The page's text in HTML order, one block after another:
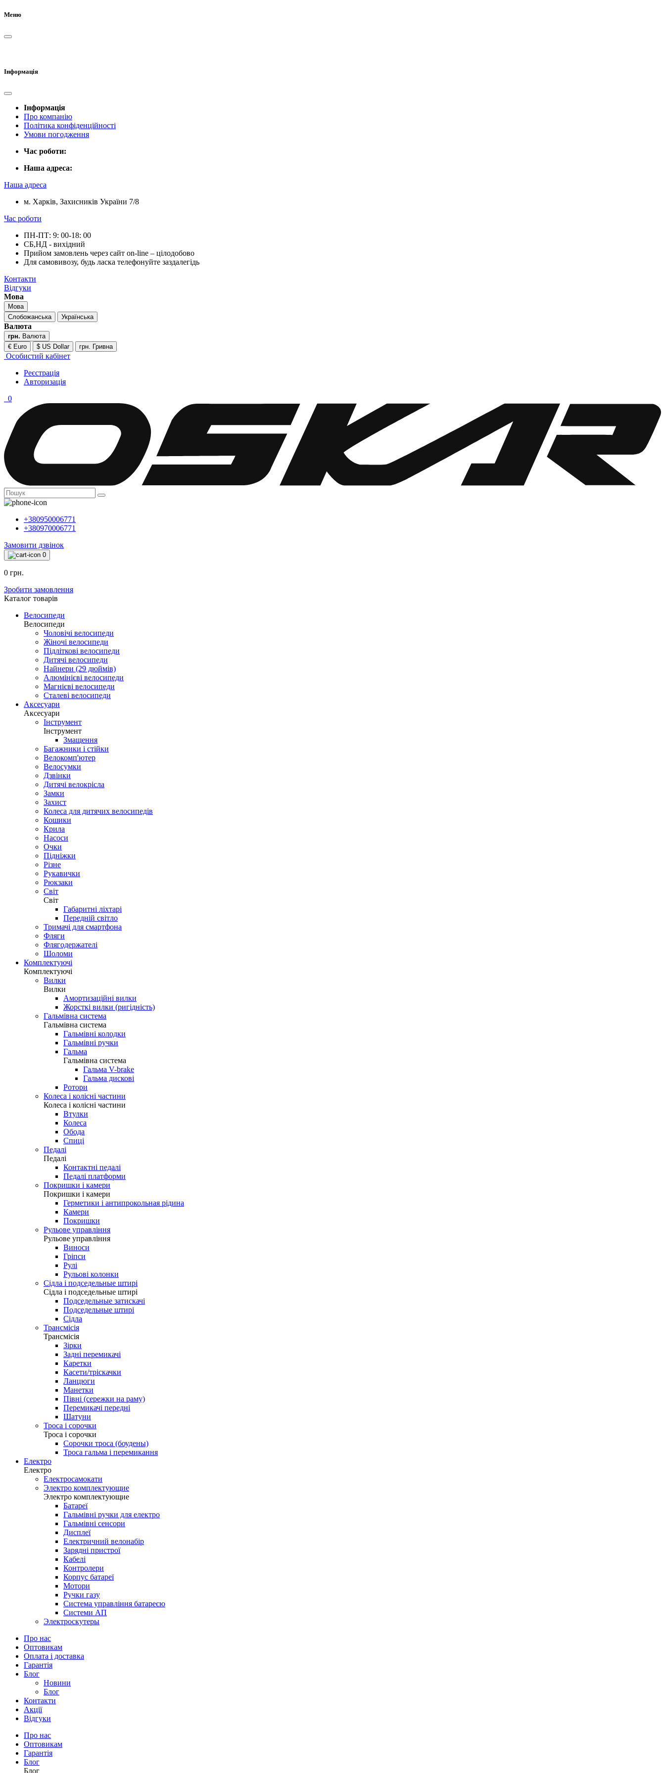
Меню
Інформація
Інформація
Про компанію
Політика конфіденційності
Умови погодження
Час роботи:
Наша адреса:
Наша адреса
м. Харків, Захисників України 7/8
Час роботи
ПН-ПТ: 9: 00-18: 00
СБ,НД - вихідний
Прийом замовлень через сайт on-line – цілодобово
Для самовивозу, будь ласка телефонуйте заздалегідь
Контакти
Відгуки
Мова
Мова
Слобожанська
Українська
Валюта
грн. Валюта
€ Euro
$ US Dollar грн. Гривна
Особистий кабінет
Реєстрація
Авторизація
0
+380950006771
+380970006771
Замовити дзвінок
0
0 грн.
Зробити замовлення
Каталог товарiв
Велосипеди
Велосипеди
Чоловічі велосипеди
Жіночі велосипеди
Підліткові велосипеди
Дитячі велосипеди
Найнери (29 дюймів)
Алюмінієві велосипеди
Магнієві велосипеди
Сталеві велосипеди
Аксесуари
Аксесуари
Інструмент
Інструмент
Змащення
Багажники і стійки
Велокомп'ютер
Велосумки
Дзвінки
Дитячі велокрісла
Замки
Захист
Колеса для дитячих велосипедів
Кошики
Крила
Насоси
Очки
Підніжки
Різне
Рукавички
Рюкзаки
Світ
Світ
Габаритні ліхтарі
Передній світло
Тримачі для смартфона
Фляги
Флягодержателі
Шоломи
Комплектуючі
Комплектуючі
Вилки
Вилки
Амортизаційні вилки
Жорсткі вилки (ригідність)
Гальмівна система
Гальмівна система
Гальмівні колодки
Гальмівні ручки
Гальма
Гальмівна система
Гальма V-brake
Гальма дискові
Ротори
Колеса і колісні частини
Колеса і колісні частини
Втулки
Колеса
Обода
Спиці
Педалі
Педалі
Контактні педалі
Педалі платформи
Покришки і камери
Покришки і камери
Герметики і антипрокольная рідина
Камери
Покришки
Рульове управління
Рульове управління
Виноси
Гріпси
Рулі
Рульові колонки
Сідла і подседельные штирі
Сідла і подседельные штирі
Подседельные затискачі
Подседельные штирі
Сідла
Трансмісія
Трансмісія
Зірки
Задні перемикачі
Каретки
Касети/тріскачки
Ланцюги
Манетки
Півні (сережки на раму)
Перемикачі передні
Шатуни
Троса і сорочки
Троса і сорочки
Сорочки троса (боудены)
Троса гальма і перемикання
Електро
Електро
Електросамокати
Электро комплектующие
Электро комплектующие
Батареї
Гальмівні ручки для електро
Гальмівні сенсори
Дисплеї
Електричний велонабір
Зарядні пристрої
Кабелі
Контролери
Корпус батареї
Мотори
Ручки газу
Система управління батареєю
Системи АП
Электроскутеры
Про нас
Оптовикам
Оплата і доставка
Гарантія
Блог
Новини
Блог
Контакти
Акції
Відгуки
Про нас
Оптовикам
Гарантія
Блог
Блог